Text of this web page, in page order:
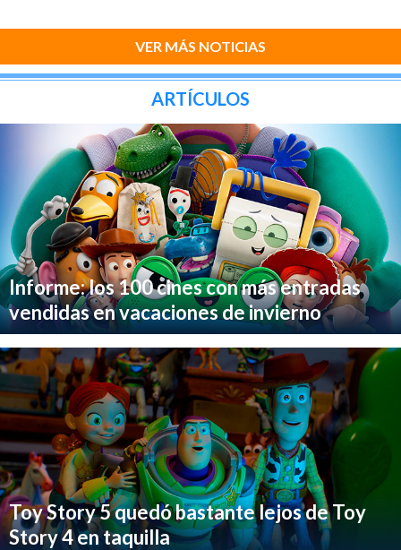
VER MÁS NOTICIAS
ARTÍCULOS
Informe: los 100 cines con más entradas
vendidas en vacaciones de invierno
Toy Story 5 quedó bastante lejos de Toy
Story 4 en taquilla